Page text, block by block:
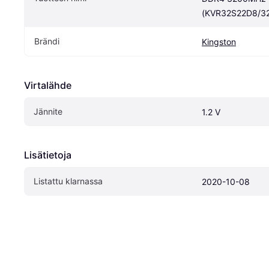
(KVR32S22D8/
Brändi Kingston
Virtalähde
Jännite 1.2 V
Lisätietoja
Listattu klarnassa 2020-10-08